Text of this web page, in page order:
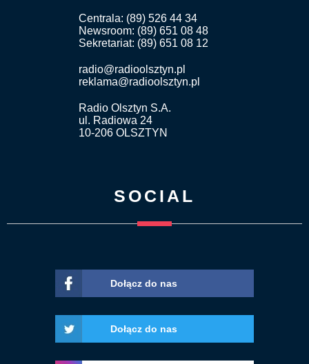
Centrala: (89) 526 44 34
Newsroom: (89) 651 08 48
Sekretariat: (89) 651 08 12
radio@radioolsztyn.pl
reklama@radioolsztyn.pl
Radio Olsztyn S.A.
ul. Radiowa 24
10-206 OLSZTYN
SOCIAL
Dołącz do nas
Dołącz do nas